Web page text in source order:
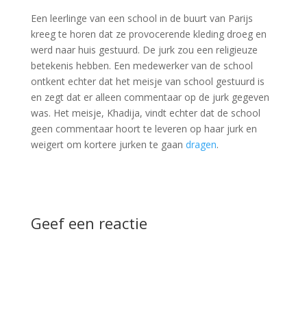
Een leerlinge van een school in de buurt van Parijs
kreeg te horen dat ze provocerende kleding droeg en
werd naar huis gestuurd. De jurk zou een religieuze
betekenis hebben. Een medewerker van de school
ontkent echter dat het meisje van school gestuurd is
en zegt dat er alleen commentaar op de jurk gegeven
was. Het meisje, Khadija, vindt echter dat de school
geen commentaar hoort te leveren op haar jurk en
weigert om kortere jurken te gaan dragen.
Geef een reactie